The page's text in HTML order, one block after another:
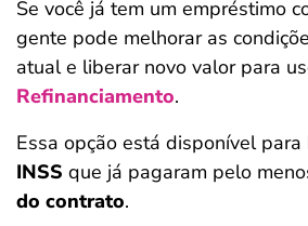
Se você já tem um empréstimo
gente pode melhorar as
atual e liberar novo valor para
Refinanciamento.
Essa opção está disponível para
INSS que já pagaram pelo
do contrato.